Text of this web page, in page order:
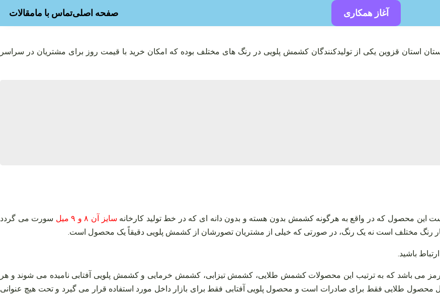
آغاز همکاری صفحه اصلیتماس با مامقالات
قزوین یکی از تولیدکنندگان کشمش پلویی در رنگ‌ های مختلف بوده که امکان خرید با قیمت روز برای مشتریان در سراسر
این محصول که در واقع به هرگونه کشمش بدون هسته و بدون دانه‌ ای که در خط تولید کارخانه سایز آن ۸ و ۹ میل
سورت می‌ گردد
رنگ مختلف است نه یک رنگ، در صورتی که خیلی از مشتریان تصورشان از کشمش پلویی دقیقاً یک محصول است.
باشید.
می‌ باشد که به ترتیب این محصولات کشمش طلایی، کشمش تیزابی، کشمش خرمایی و کشمش پلویی آفتابی نامیده می‌ شوند و هر
محصول طلایی فقط برای صادرات است و محصول پلویی آفتابی فقط برای بازار داخل مورد استفاده قرار می‌ گیرد و تحت هیچ عنوانی